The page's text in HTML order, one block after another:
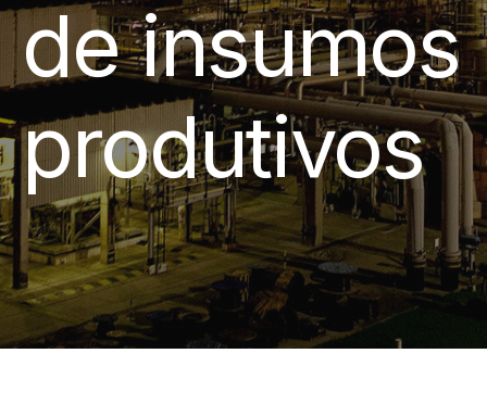
de insumos
produtivos